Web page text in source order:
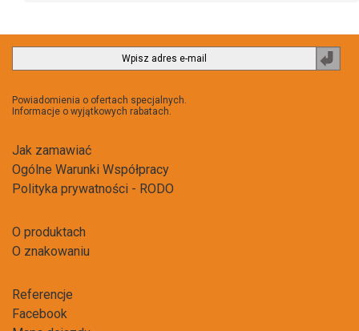
Powiadomienia o ofertach specjalnych.
Informacje o wyjątkowych rabatach.
Jak zamawiać
Ogólne Warunki Współpracy
Polityka prywatności - RODO
O produktach
O znakowaniu
Referencje
Facebook